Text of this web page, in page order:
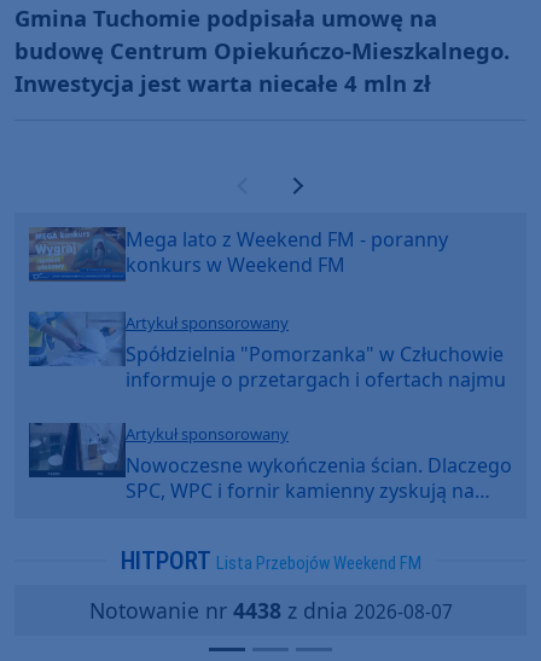
Gmina Tuchomie podpisała umowę na
budowę Centrum Opiekuńczo-Mieszkalnego.
Inwestycja jest warta niecałe 4 mln zł
Poprzednia strona
Następna strona
Mega lato z Weekend FM - poranny
konkurs w Weekend FM
Artykuł sponsorowany
Spółdzielnia "Pomorzanka" w Człuchowie
informuje o przetargach i ofertach najmu
Artykuł sponsorowany
Nowoczesne wykończenia ścian. Dlaczego
SPC, WPC i fornir kamienny zyskują na
HITPORT Lista Przebojów Weekend FM
Notowanie nr 4438z dnia 2026-08-07